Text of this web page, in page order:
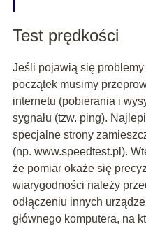
Test prędkości
Jeśli pojawią się
początek musimy
internetu (pobierania i
sygnału (tzw. ping).
specjalne strony
(np. www.speedtest.pl).
że pomiar okaże się
wiarygodności należy
odłączeniu innych
głównego komputera, na